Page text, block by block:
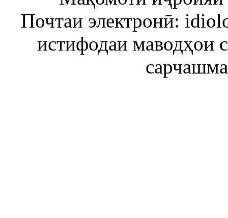
Почтаи электронӣ:
истифодаи маводҳои